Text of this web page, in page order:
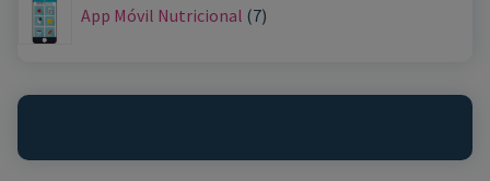
App Móvil Nutricional 7